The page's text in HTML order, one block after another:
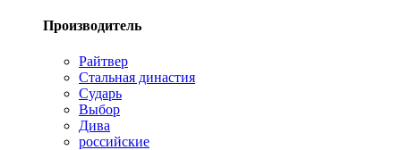
Производитель
Райтвер
Стальная династия
Сударь
Выбор
Дива
российские